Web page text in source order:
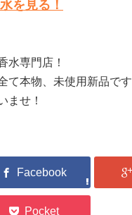
を見る！
水専門店！
て本物、未使用新品です
ませ！